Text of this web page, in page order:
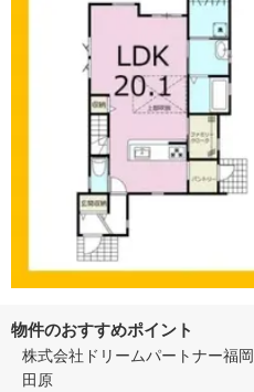
物件のおすすめポイント
株式会社ドリームパートナー福岡
田原